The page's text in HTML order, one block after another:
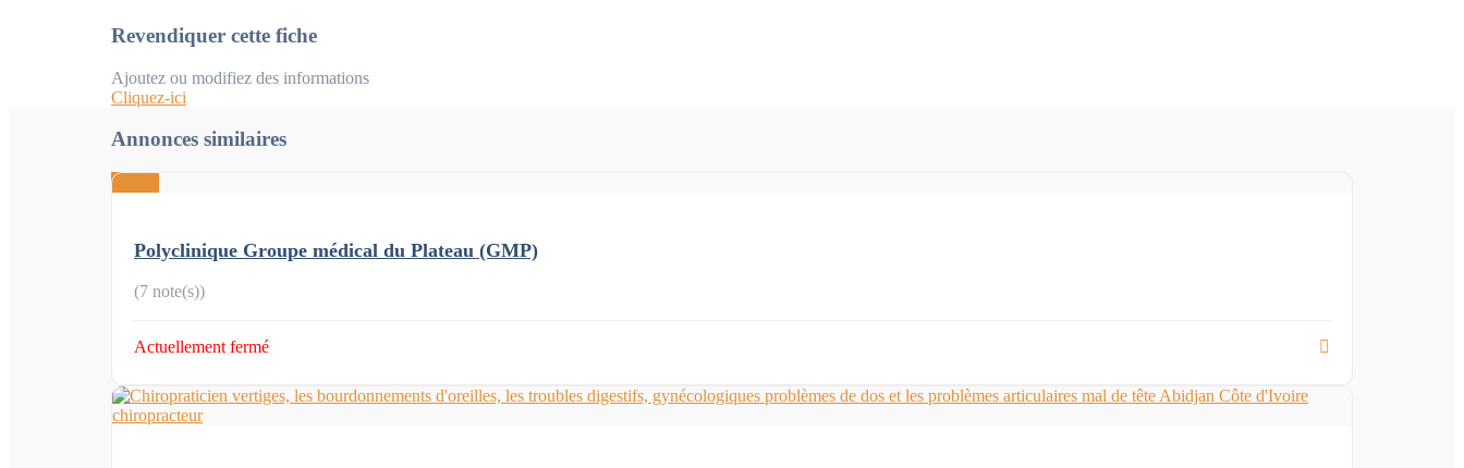
Revendiquer cette fiche
Ajoutez ou modifiez des informations
Cliquez-ici
Annonces similaires
Polyclinique Groupe médical du Plateau (GMP)
(7 note(s))
Actuellement fermé